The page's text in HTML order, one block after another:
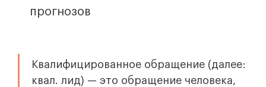
прогнозов
Квалифицированное обращение (далее:
квал. лид) — это обращение человека,